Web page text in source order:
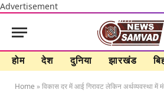
Advertisement
होम देश दुनिया झारखंड
Home »विकास दर में आई गिरावट लेकिन अर्थव्‍यवस्‍था में